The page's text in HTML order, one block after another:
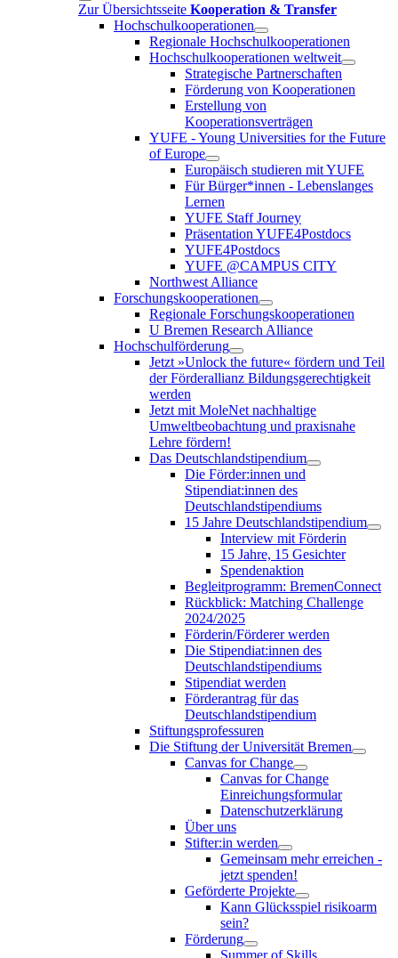
Zur Übersichtsseite Kooperation & Transfer
Hochschulkooperationen
Regionale Hochschulkooperationen
Hochschulkooperationen weltweit
Strategische Partnerschaften
Förderung von Kooperationen
Erstellung von
Kooperationsverträgen
YUFE - Young Universities for the Future
of Europe
Europäisch studieren mit YUFE
Für Bürger*innen - Lebenslanges
Lernen
YUFE Staff Journey
Präsentation YUFE4Postdocs
YUFE4Postdocs
YUFE @CAMPUS CITY
Northwest Alliance
Forschungskooperationen
Regionale Forschungskooperationen
U Bremen Research Alliance
Hochschulförderung
Jetzt »Unlock the future« fördern und Teil
der Förderallianz Bildungsgerechtigkeit
werden
Jetzt mit MoleNet nachhaltige
Umweltbeobachtung und praxisnahe
Lehre fördern!
Das Deutschlandstipendium
Die Förder:innen und
Stipendiat:innen des
Deutschlandstipendiums
15 Jahre Deutschlandstipendium
Interview mit Förderin
15 Jahre, 15 Gesichter
Spendenaktion
Begleitprogramm: BremenConnect
Rückblick: Matching Challenge
2024/2025
Förderin/Förderer werden
Die Stipendiat:innen des
Deutschlandstipendiums
Stipendiat werden
Förderantrag für das
Deutschlandstipendium
Stiftungsprofessuren
Die Stiftung der Universität Bremen
Canvas for Change
Canvas for Change
Einreichungsformular
Datenschutzerklärung
Über uns
Stifter:in werden
Gemeinsam mehr erreichen -
jetzt spenden!
Geförderte Projekte
Kann Glücksspiel risikoarm
sein?
Förderung
Summer of Skills